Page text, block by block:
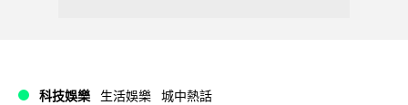
科技娛樂 生活娛樂 城中熱話